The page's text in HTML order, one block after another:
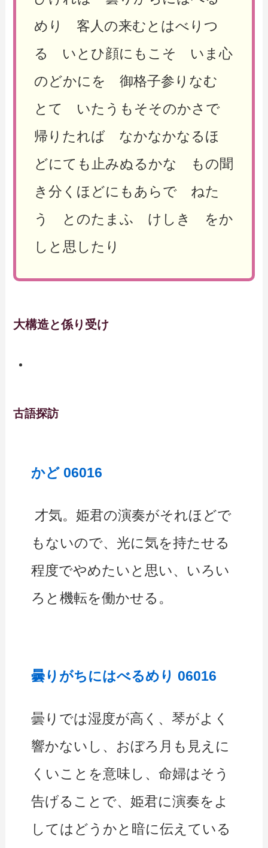
めり 客人の来むとはべりつ
る いとひ顔にもこそ いま心
のどかにを 御格子参りなむ
とて いたうもそそのかさで
帰りたれば なかなかなるほ
どにても止みぬるかな もの聞
き分くほどにもあらで ねた
う とのたまふ けしき をか
しと思したり
大構造と係り受け
古語探訪
かど 06016
才気。姫君の演奏がそれほどで
もないので、光に気を持たせる
程度でやめたいと思い、いろい
ろと機転を働かせる。
曇りがちにはべるめり 06016
曇りでは湿度が高く、琴がよく
響かないし、おぼろ月も見えに
くいことを意味し、命婦はそう
告げることで、姫君に演奏をよ
してはどうかと暗に伝えている